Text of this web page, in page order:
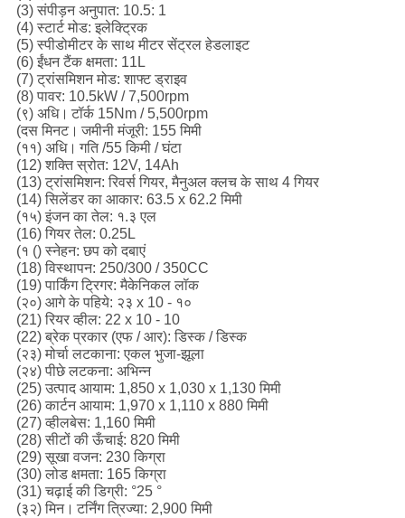
(3) संपीड़न अनुपात: 10.5: 1
(4) स्टार्ट मोड: इलेक्ट्रिक
(5) स्पीडोमीटर के साथ मीटर सेंट्रल हेडलाइट
(6) ईंधन टैंक क्षमता: 11L
(7) ट्रांसमिशन मोड: शाफ्ट ड्राइव
(8) पावर: 10.5kW / 7,500rpm
(९) अधि। टॉर्क 15Nm / 5,500rpm
(दस मिनट। जमीनी मंजूरी: 155 मिमी
(११) अधि। गति /55 किमी / घंटा
(12) शक्ति स्रोत: 12V, 14Ah
(13) ट्रांसमिशन: रिवर्स गियर, मैनुअल क्लच के साथ 4 गियर
(14) सिलेंडर का आकार: 63.5 x 62.2 मिमी
(१५) इंजन का तेल: १.३ एल
(16) गियर तेल: 0.25L
(१ () स्नेहन: छप को दबाएं
(18) विस्थापन: 250/300 / 350CC
(19) पार्किंग ट्रिगर: मैकेनिकल लॉक
(२०) आगे के पहिये: २३ x 10 - १०
(21) रियर व्हील: 22 x 10 - 10
(22) ब्रेक प्रकार (एफ / आर): डिस्क / डिस्क
(२३) मोर्चा लटकाना: एकल भुजा-झूला
(२४) पीछे लटकना: अभिन्न
(25) उत्पाद आयाम: 1,850 x 1,030 x 1,130 मिमी
(26) कार्टन आयाम: 1,970 x 1,110 x 880 मिमी
(27) व्हीलबेस: 1,160 मिमी
(28) सीटों की ऊँचाई: 820 मिमी
(29) सूखा वजन: 230 किग्रा
(30) लोड क्षमता: 165 किग्रा
(31) चढ़ाई की डिग्री: °25 °
(३२) मिन। टर्निंग त्रिज्या: 2,900 मिमी